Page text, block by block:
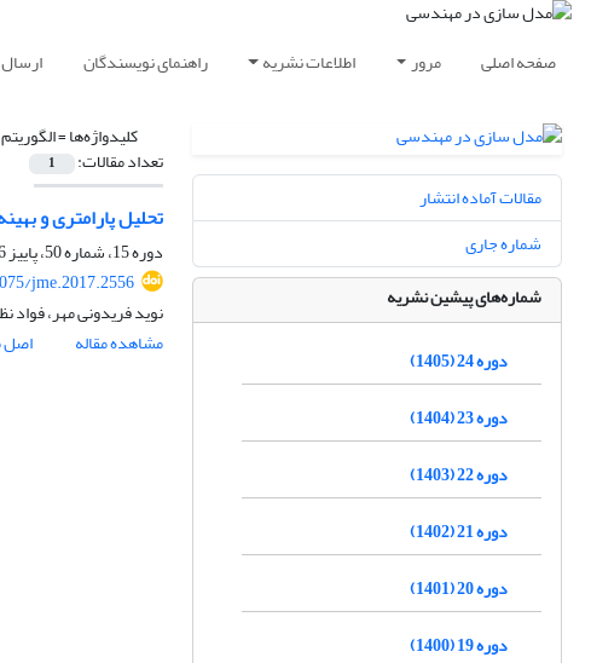
صفحه اصلی مرور اطلاعات نشریه راهنمای نویسندگان ارسال
کلیدواژه‌ها =
تعداد مقالات: 1
تحلیل پارامتری و
دوره 15، شماره 50، پاییز 1396، صفحه
jme.2017.2556
نوید فریدونی مهر، فواد
مشاهده مقاله
اصل
مقالات آماده انتشار
شماره جاری
شماره‌های پیشین نشریه
دوره 24 (1405)
دوره 23 (1404)
دوره 22 (1403)
دوره 21 (1402)
دوره 20 (1401)
دوره 19 (1400)